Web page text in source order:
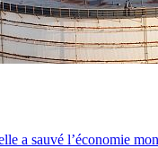
a sauvé l’économie